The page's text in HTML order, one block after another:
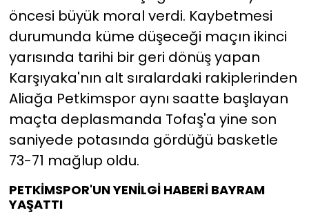
öncesi büyük moral verdi. Kaybetmesi
durumunda küme düşeceği maçın ikinci
yarısında tarihi bir geri dönüş yapan
Karşıyaka'nın alt sıralardaki rakiplerinden
Aliağa Petkimspor aynı saatte başlayan
maçta deplasmanda Tofaş'a yine son
saniyede potasında gördüğü basketle
73-71 mağlup oldu.
PETKİMSPOR'UN YENİLGİ HABERİ BAYRAM
YAŞATTI